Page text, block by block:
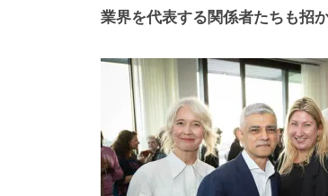
a
h
y
a
m
a
メ
ト
業界を代表する関係者たちも招か